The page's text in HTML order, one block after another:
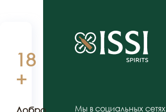
Мы в социальных сетях
18
+